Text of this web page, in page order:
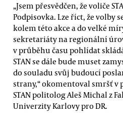
„Jsem přesvědčen, že voliče
Podpisovka. Lze říct, že volby
kolem této akce a do velké
sekretariáty na regionální
v průběhu času pohlídat
STAN se dále bude muset
do souladu svůj budoucí
strany,“ okomentoval smršť v
STAN politolog Aleš Michal z
Univerzity Karlovy pro DR.